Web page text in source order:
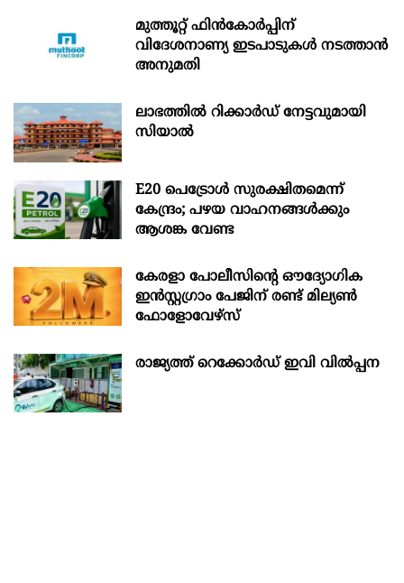
മുത്തൂറ്റ് ഫിൻകോർപ്പിന്
വിദേശനാണ്യ ഇടപാടുകൾ നടത്താൻ
അനുമതി
ലാഭത്തിൽ റിക്കാർഡ് നേട്ടവുമായി
സിയാൽ
E20 പെട്രോൾ സുരക്ഷിതമെന്ന്
കേന്ദ്രം; പഴയ വാഹനങ്ങൾക്കും
ആശങ്ക വേണ്ട
കേരളാ പോലീസിന്‍റെ ഔദ്യോഗിക
ഇന്‍സ്റ്റഗ്രാം പേജിന് രണ്ട് മില്യണ്‍
ഫോളോവേഴ്സ്
രാജ്യത്ത് റെക്കോർഡ് ഇവി വിൽപ്പന